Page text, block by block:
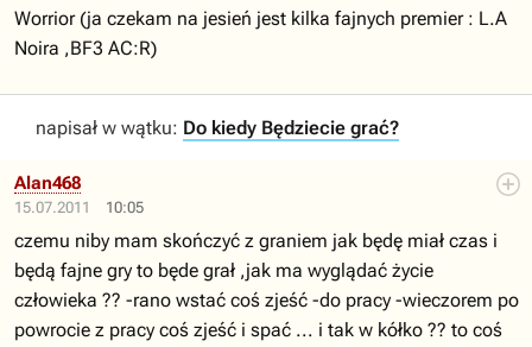
Worrior (ja czekam na jesień jest kilka fajnych premier : L.A
Noira ,BF3 AC:R)
napisał w wątku: Do kiedy Będziecie grać?
15.07.2011 10:05
Alan468
czemu niby mam skończyć z graniem jak będę miał czas i
będą fajne gry to będe grał ,jak ma wyglądać życie
człowieka ?? -rano wstać coś zjeść -do pracy -wieczorem po
powrocie z pracy coś zjeść i spać ... i tak w kółko ?? to coś